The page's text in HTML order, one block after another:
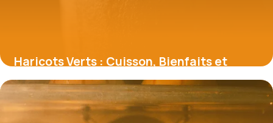
Haricots Verts : Cuisson, Bienfaits et
Recettes
25 mai 2026